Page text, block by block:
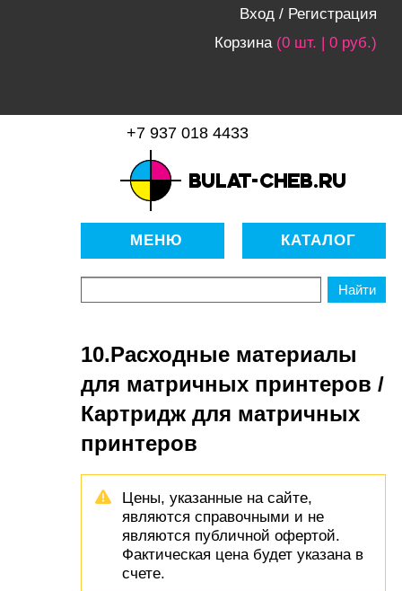
Вход / Регистрация
Корзина (0 шт. | 0 руб.)
материалы для копировально-
множительной техники
+7 937 018 4433
МЕНЮ КАТАЛОГ
10.Расходные материалы
для матричных принтеров /
Картридж для матричных
принтеров
Цены, указанные на сайте,
являются справочными и не
являются публичной офертой.
Фактическая цена будет указана в
счете.